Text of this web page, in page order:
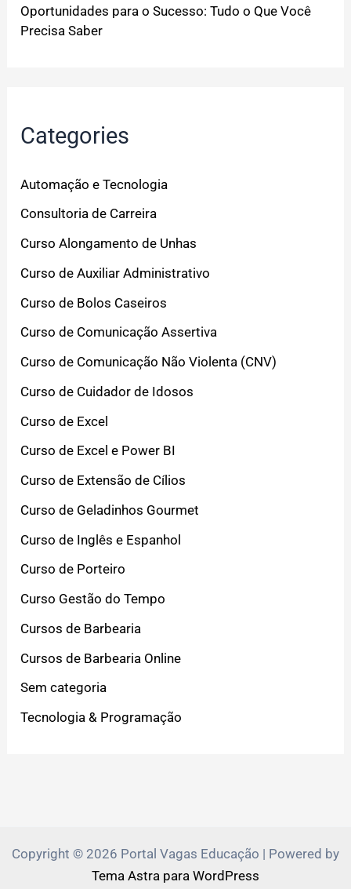
Oportunidades para o Sucesso: Tudo o Que Você
Precisa Saber
Categories
Automação e Tecnologia
Consultoria de Carreira
Curso Alongamento de Unhas
Curso de Auxiliar Administrativo
Curso de Bolos Caseiros
Curso de Comunicação Assertiva
Curso de Comunicação Não Violenta (CNV)
Curso de Cuidador de Idosos
Curso de Excel
Curso de Excel e Power BI
Curso de Extensão de Cílios
Curso de Geladinhos Gourmet
Curso de Inglês e Espanhol
Curso de Porteiro
Curso Gestão do Tempo
Cursos de Barbearia
Cursos de Barbearia Online
Sem categoria
Tecnologia & Programação
Copyright © 2026 Portal Vagas Educação | Powered by
Tema Astra para WordPress